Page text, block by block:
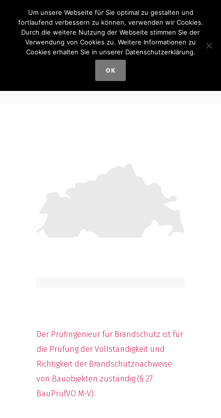
Mecklenburg-
Vorpommern
Der Prüfingenieur für Brandschutz ist für
die Prüfung der Vollständigkeit und
Richtigkeit der Brandschutznachweise
von Bauobjekten zuständig (§ 27
BauPrüfVO M-V).
Um unsere Webseite für Sie optimal zu gestalten und
fortlaufend verbessern zu können, verwenden wir Cookies.
Durch die weitere Nutzung der Webseite stimmen Sie der
Verwendung von Cookies zu. Weitere Informationen zu
Cookies erhalten Sie in unserer Datenschutzerklärung.
OK